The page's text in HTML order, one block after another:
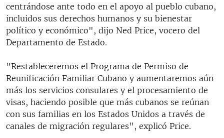
centrándose ante todo en el apoyo al pueblo cubano,
incluidos sus derechos humanos y su bienestar
político y económico", dijo Ned Price, vocero del
Departamento de Estado.
"Restableceremos el Programa de Permiso de
Reunificación Familiar Cubano y aumentaremos aún
más los servicios consulares y el procesamiento de
visas, haciendo posible que más cubanos se reúnan
con sus familias en los Estados Unidos a través de
canales de migración regulares", explicó Price.